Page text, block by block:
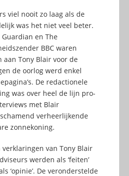
viel nooit zo laag als de
was het niet veel beter.
en The
BBC waren
Tony Blair voor de
de oorlog werd enkel
De redactionele
was over heel de lijn pro-
met Blair
verheerlijkende
zonnekoning.
van Tony Blair
werden als ‘feiten’
‘opinie’. De veronderstelde